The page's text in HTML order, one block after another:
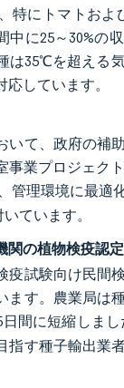
特にトマトお
中に25～30%
は35℃を超える
応しています。
いて、政府の補
業プロジェク
管理環境に最適
ています。
関の植物検疫認定
疫試験向け民間
ます。農業局は
間に短縮しまし
指す種子輸出業